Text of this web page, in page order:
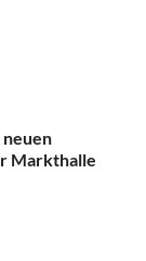
neuen
Markthalle